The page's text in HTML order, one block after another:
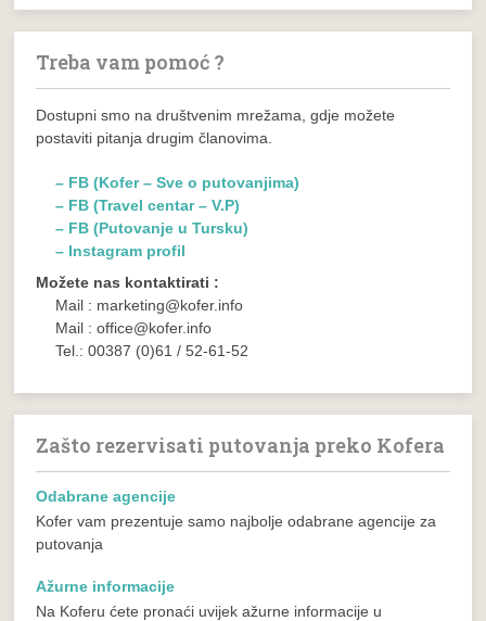
Treba vam pomoć ?
Dostupni smo na društvenim mrežama, gdje možete
postaviti pitanja drugim članovima.
– FB (Kofer – Sve o putovanjima)
– FB (Travel centar – V.P)
– FB (Putovanje u Tursku)
– Instagram profil
Možete nas kontaktirati :
Mail : marketing@kofer.info
Mail : office@kofer.info
Tel.: 00387 (0)61 / 52-61-52
Zašto rezervisati putovanja preko Kofera
Odabrane agencije
Kofer vam prezentuje samo najbolje odabrane agencije za
putovanja
Ažurne informacije
Na Koferu ćete pronaći uvijek ažurne informacije u